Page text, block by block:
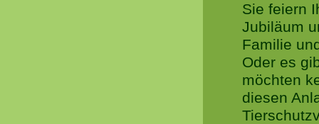
Sie feiern
Jubiläum
Familie
Oder es
möchten
diesen